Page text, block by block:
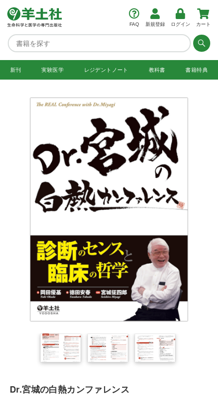
FAQ 新規登録 ログイン カート
新刊 実験医学 レジデント ノート 教科書 書籍特典
Dr.宮城の白熱カンファレンス